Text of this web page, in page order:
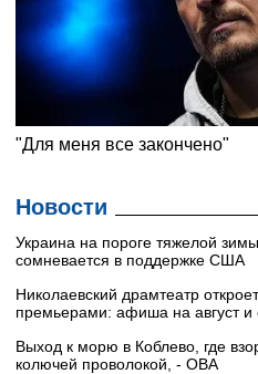
Новости
Украина на пороге тяжелой
сомневается в поддержке США
Николаевский драмтеатр
премьерами: афиша на август и
Выход к морю в Коблево, где
колючей проволокой, - ОВА